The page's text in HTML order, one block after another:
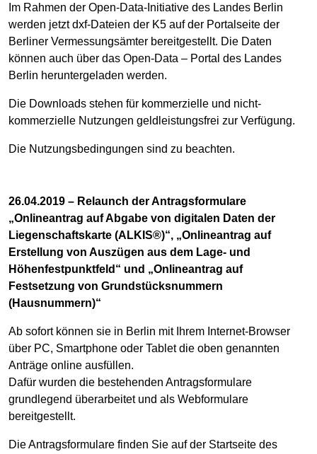
Im Rahmen der Open-Data-Initiative des Landes Berlin
werden jetzt dxf-Dateien der K5 auf der Portalseite der
Berliner Vermessungsämter bereitgestellt. Die Daten
können auch über das Open-Data – Portal des Landes
Berlin heruntergeladen werden.
Die Downloads stehen für kommerzielle und nicht-
kommerzielle Nutzungen geldleistungsfrei zur Verfügung.
Die Nutzungsbedingungen sind zu beachten.
26.04.2019 – Relaunch der Antragsformulare
„Onlineantrag auf Abgabe von digitalen Daten der
Liegenschaftskarte (ALKIS®)“, „Onlineantrag auf
Erstellung von Auszügen aus dem Lage- und
Höhenfestpunktfeld“ und „Onlineantrag auf
Festsetzung von Grundstücksnummern
(Hausnummern)“
Ab sofort können sie in Berlin mit Ihrem Internet-Browser
über PC, Smartphone oder Tablet die oben genannten
Anträge online ausfüllen.
Dafür wurden die bestehenden Antragsformulare
grundlegend überarbeitet und als Webformulare
bereitgestellt.
Die Antragsformulare finden Sie auf der Startseite des